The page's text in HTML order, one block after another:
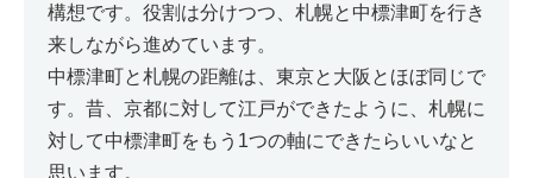
構想です。役割は分けつつ、札幌と中標津町を行き
来しながら進めています。
中標津町と札幌の距離は、東京と大阪とほぼ同じで
す。昔、京都に対して江戸ができたように、札幌に
対して中標津町をもう1つの軸にできたらいいなと
思います。